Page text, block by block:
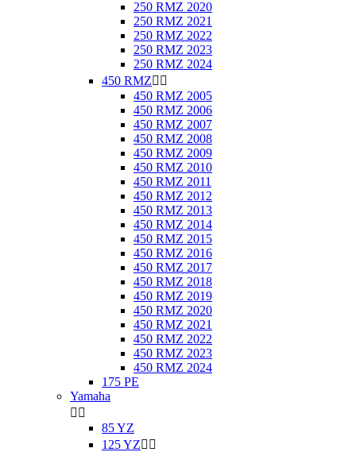
250 RMZ 2020
250 RMZ 2021
250 RMZ 2022
250 RMZ 2023
250 RMZ 2024
450 RMZ 
450 RMZ 2005
450 RMZ 2006
450 RMZ 2007
450 RMZ 2008
450 RMZ 2009
450 RMZ 2010
450 RMZ 2011
450 RMZ 2012
450 RMZ 2013
450 RMZ 2014
450 RMZ 2015
450 RMZ 2016
450 RMZ 2017
450 RMZ 2018
450 RMZ 2019
450 RMZ 2020
450 RMZ 2021
450 RMZ 2022
450 RMZ 2023
450 RMZ 2024
175 PE
Yamaha
 
85 YZ
125 YZ 